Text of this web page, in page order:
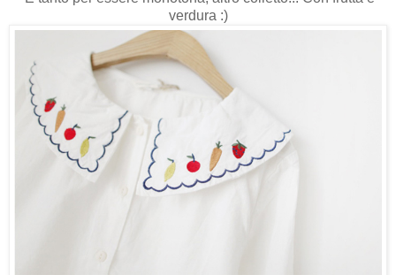
verdura :)